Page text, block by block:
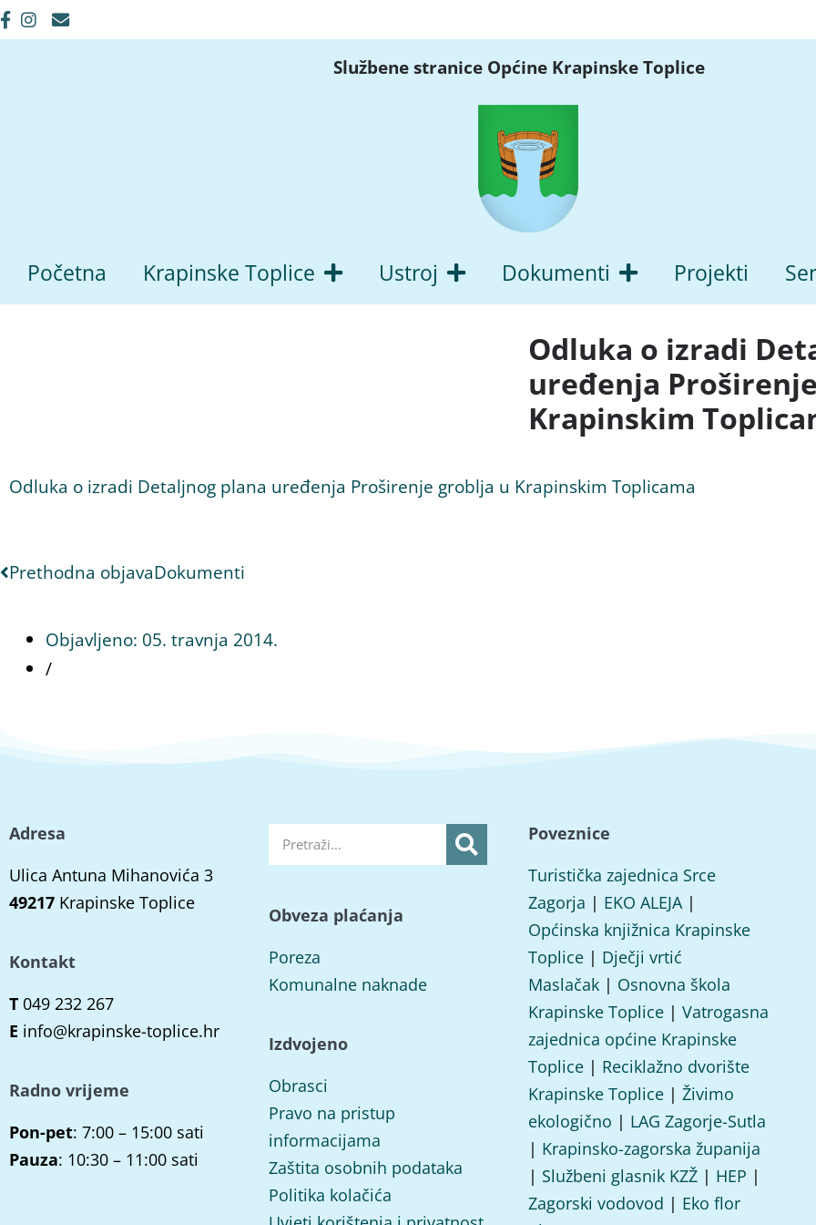
Službene stranice Općine Krapinske Toplice
Početna Krapinske Toplice Ustroj Dokumenti Projekti
Odluka o izradi
uređenja
Krapinskim
Odluka o izradi Detaljnog plana uređenja Proširenje groblja u Krapinskim Toplicama
Prethodna objavaDokumenti
Objavljeno: 05. travnja 2014.
/
Adresa
Ulica Antuna Mihanovića 3
49217 Krapinske Toplice
Kontakt
T 049 232 267
E info@krapinske-toplice.hr
Radno vrijeme
Pon-pet: 7:00 – 15:00 sati
Pauza: 10:30 – 11:00 sati
Obveza plaćanja
Poreza
Komunalne naknade
Izdvojeno
Obrasci
Pravo na pristup
informacijama
Zaštita osobnih podataka
Politika kolačića
Poveznice
Turistička zajednica Srce
Zagorja | EKO ALEJA|
Općinska knjižnica Krapinske
Toplice | Dječji vrtić
Maslačak | Osnovna škola
Krapinske Toplice | Vatrogasna
zajednica općine Krapinske
Toplice | Reciklažno dvorište
Krapinske Toplice | Živimo
ekologično | LAG Zagorje-Sutla
| Krapinsko-zagorska županija
| Službeni glasnik KZŽ | HEP |
Zagorski vodovod | Eko flor